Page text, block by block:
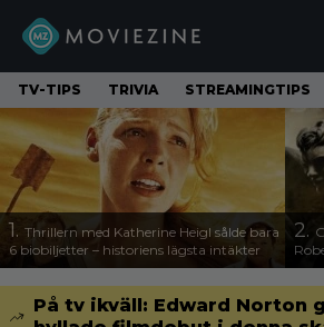
TV-TIPS TRIVIA STREAMINGTIPS
1. Thrillern med Katherine Heigl sålde bara
6 biobiljetter – historiens lägsta intäkter
2.
På tv ikväll: Edward Norton